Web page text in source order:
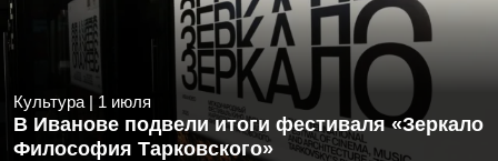
Культура | 1 июля
В Иванове подвели итоги фестиваля «Зеркало
Философия Тарковского»